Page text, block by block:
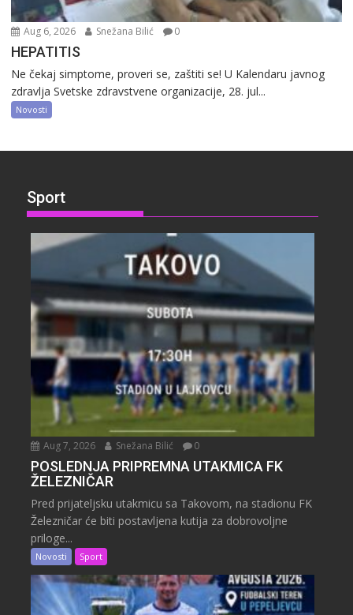
Aug 6, 2026 Snežana Bilić 0
HEPATITIS
Ne čekaj simptome, proveri se, zaštiti se! U Kalendaru javnog
zdravlja Svetske zdravstvene organizacije, 28. jul...
Novosti
Sport
Aug 7, 2026 Snežana Bilić 0
POSLEDNJA PRIPREMNA UTAKMICA FK
ŽELEZNIČAR
Pred prijateljsku utakmicu sa Takovom, na stadionu FK
Železničar će biti postavljena kutija za dobrovoljne
priloge...
Novosti Sport